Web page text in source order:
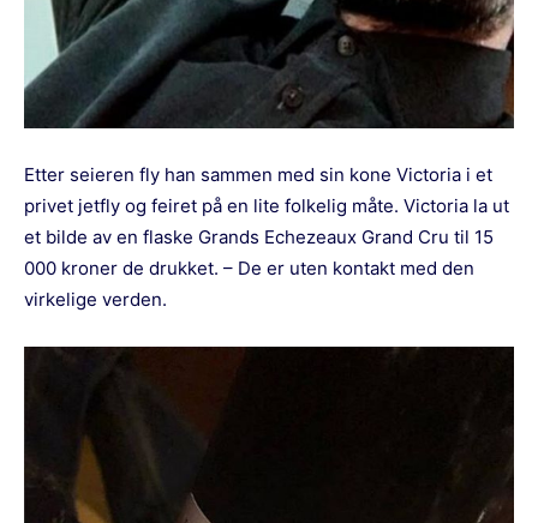
Etter seieren fly han sammen med sin kone Victoria i et
privet jetfly og feiret på en lite folkelig måte. Victoria la ut
et bilde av en flaske Grands Echezeaux Grand Cru til 15
000 kroner de drukket. – De er uten kontakt med den
virkelige verden.